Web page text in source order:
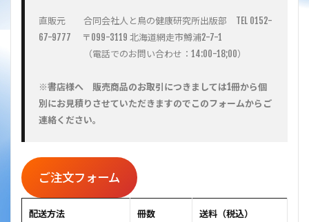
直販元　　合同会社人と鳥の健康研究所出版部　TEL 0152-
67-9777 　〒099-3119 北海道網走市鱒浦2-7-1
（電話でのお問い合わせ：14:00-18;00）
※書店様へ　販売商品のお取引につきましては1冊から個
別にお見積りさせていただきますのでこのフォームからご
連絡ください。
ご注文フォーム
配送方法 冊数 送料（税込）